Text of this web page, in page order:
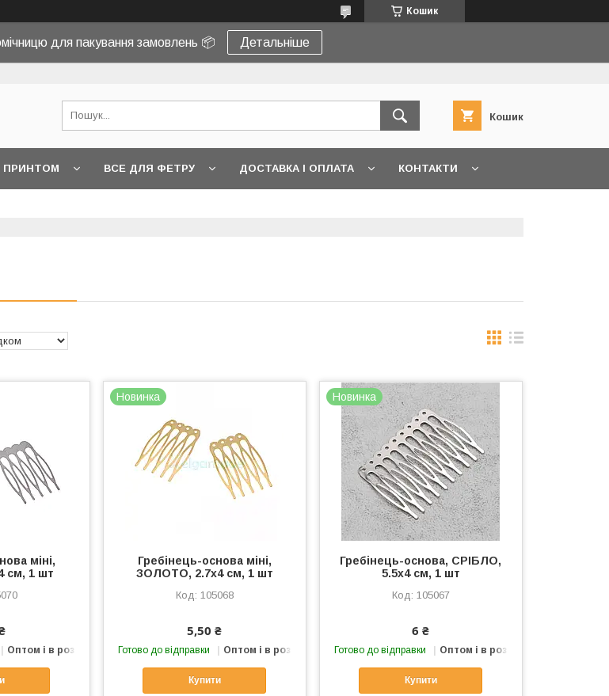
Кошик
для пакування замовлень 📦 Детальніше
Кошик
ПРИНТОМ ВСЕ ДЛЯ ФЕТРУ ДОСТАВКА І ОПЛАТА КОНТАКТИ
міні,
см, 1 шт
Оптом і в роздріб
Новинка
Гребінець-основа міні,
ЗОЛОТО, 2.7х4 см, 1 шт
105068
5,50 ₴
Готово до відправки Оптом і в роздріб
Купити
Новинка
Гребінець-основа, СРІБЛО,
5.5х4 см, 1 шт
105067
6 ₴
Готово до відправки Оптом і в роздріб
Купити